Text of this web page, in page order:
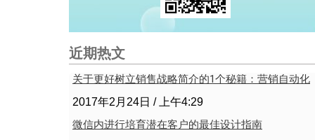
近期热文
关于更好树立销售战略简介的1个秘籍：营销自动化
2017年2月24日 上午4:29
微信内进行培育潜在客户的最佳设计指南